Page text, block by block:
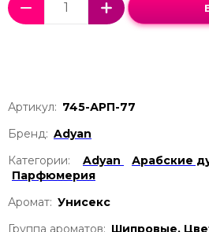
Артикул: 745-АРП-77
Бренд: Adyan
Категории:
Adyan
Арабские
Парфюмерия
Аромат: Унисекс
Группа ароматов: Шипровые,